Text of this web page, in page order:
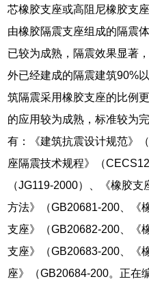
芯橡胶支座或高阻尼橡胶支
由橡胶隔震支座组成的隔震
已较为成熟，隔震效果显著
外已经建成的隔震建筑90%
筑隔震采用橡胶支座的比例
的应用较为成熟，标准较为
有：《建筑抗震设计规范》
座隔震技术规程》（
（JG119-2000）、《橡胶
方法》（GB20681-200、《
支座》（GB20682-200、《
支座》（GB20683-200、《
座》（GB20684-200。正在